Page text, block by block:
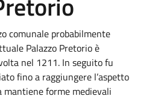
comunale probabilmente
Palazzo Pretorio è
nel 1211. In seguito fu
fino a raggiungere l’aspetto
forme medievali